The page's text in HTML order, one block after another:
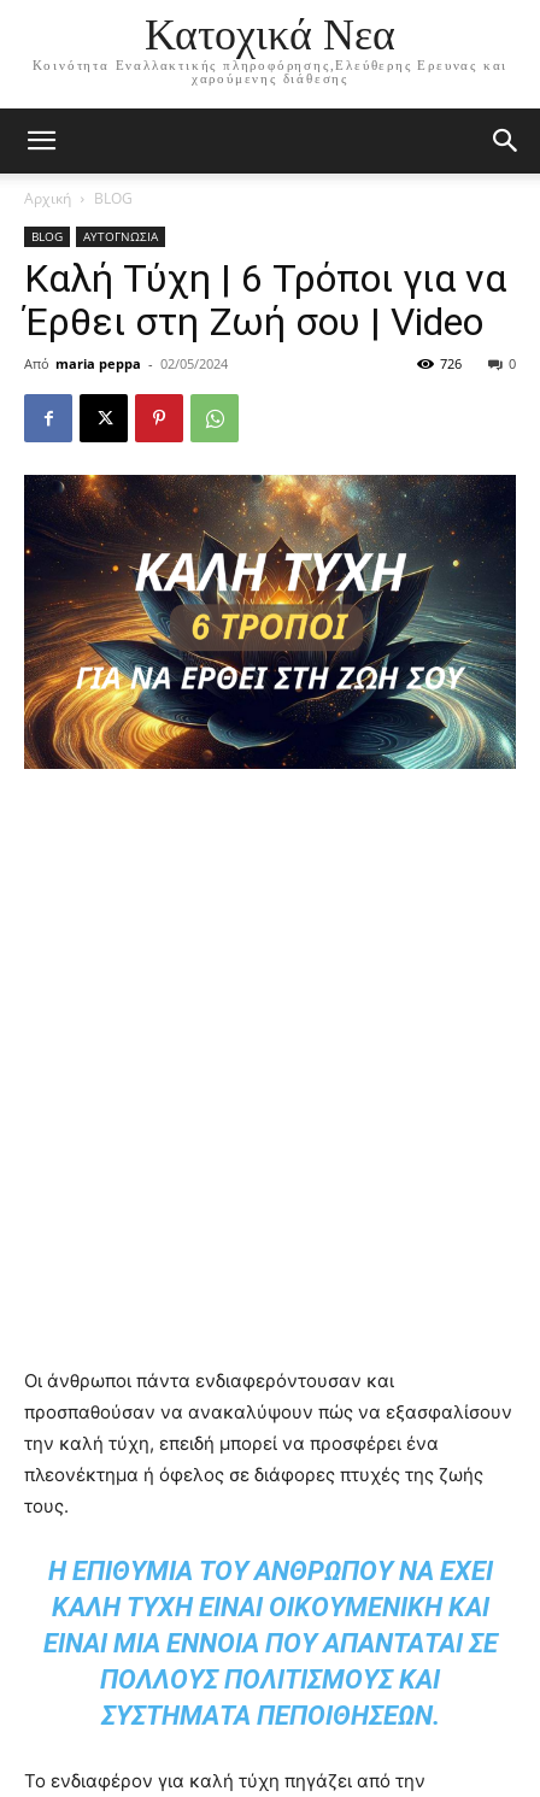
Κατοχικά Νεα
Κοινότητα Εναλλακτικής πληροφόρησης,Ελεύθερης Ερευνας και
χαρούμενης διάθεσης
Αρχική BLOG
BLOG ΑΥΤΟΓΝΩΣΙΑ
Καλή Τύχη | 6 Τρόποι για να
Έρθει στη Ζωή σου | Video
Από maria peppa - 02/05/2024 0
726
Οι άνθρωποι πάντα ενδιαφερόντουσαν και
προσπαθούσαν να ανακαλύψουν πώς να εξασφαλίσουν
την καλή τύχη, επειδή μπορεί να προσφέρει ένα
πλεονέκτημα ή όφελος σε διάφορες πτυχές της ζωής
τους.
Η ΕΠΙΘΥΜΊΑ ΤΟΥ ΑΝΘΡΏΠΟΥ ΝΑ ΈΧΕΙ
ΚΑΛΉ ΤΎΧΗ ΕΊΝΑΙ ΟΙΚΟΥΜΕΝΙΚΉ ΚΑΙ
ΕΊΝΑΙ ΜΙΑ ΈΝΝΟΙΑ ΠΟΥ ΑΠΑΝΤΆΤΑΙ ΣΕ
ΠΟΛΛΟΎΣ ΠΟΛΙΤΙΣΜΟΎΣ ΚΑΙ
ΣΥΣΤΉΜΑΤΑ ΠΕΠΟΙΘΉΣΕΩΝ.
Το ενδιαφέρον για καλή τύχη πηγάζει από την